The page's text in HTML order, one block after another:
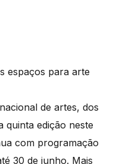
espaços para arte
de artes, dos
quinta edição neste
com programação
30 de junho. Mais